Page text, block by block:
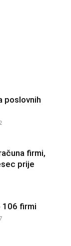
poslovnih
firmi,
prije
106 firmi